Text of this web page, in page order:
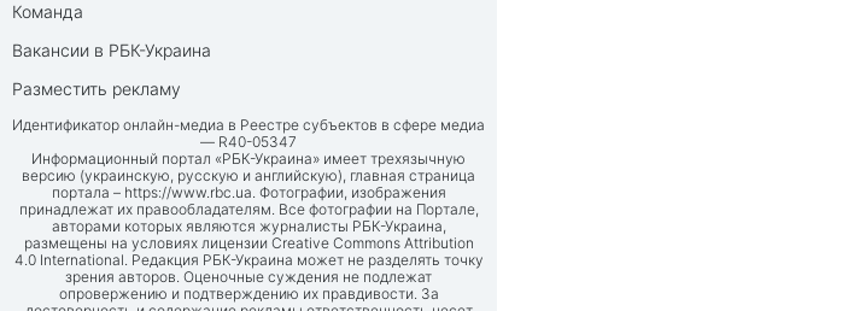
Команда
Вакансии в РБК-Украина
Разместить рекламу
Идентификатор онлайн-медиа в Реестре субъектов в сфере медиа
— R40-05347
Информационный портал «РБК-Украина» имеет трехязычную
версию (украинскую, русскую и английскую), главная страница
портала – https://www.rbc.ua. Фотографии, изображения
принадлежат их правообладателям. Все фотографии на Портале,
авторами которых являются журналисты РБК-Украина,
размещены на условиях лицензии Creative Commons Attribution
4.0 International. Редакция РБК-Украина может не разделять точку
зрения авторов. Оценочные суждения не подлежат
опровержению и подтверждению их правдивости. За